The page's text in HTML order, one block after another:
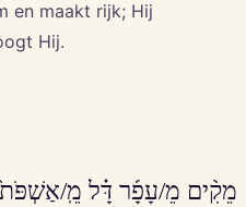
en maakt rijk; Hij
Hij.
מֵקִ֨ים מֵ/עָפָ֜ר דָּ֗ל מֵֽ/אַשְׁפֹּת֙